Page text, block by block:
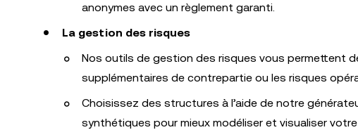
anonymes avec un règlement garanti.
La gestion des risques
Nos outils de gestion des risques vous permettent
supplémentaires de contrepartie ou les risques
Choisissez des structures à l’aide de notre
synthétiques pour mieux modéliser et visualiser votre